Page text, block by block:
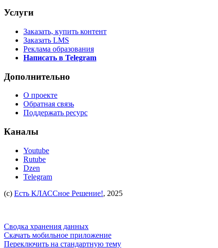
Услуги
Заказать, купить контент
Заказать LMS
Реклама образования
Написать в Telegram
Дополнительно
О проекте
Обратная связь
Поддержать ресурс
Каналы
Youtube
Rutube
Dzen
Telegram
(c) Есть КЛАССное Решение!, 2025
Сводка хранения данных
Скачать мобильное приложение
Переключить на стандартную тему